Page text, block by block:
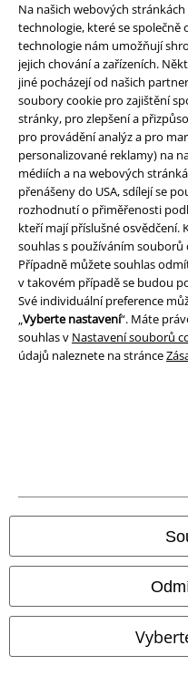
Na našich webových
technologie, které se společně
technologie nám umožňují
jejich chování a zařízeních.
jiné pocházejí od našich
soubory cookie pro zajištění
stránky, pro zlepšení a
pro provádění analýz a pro
personalizované reklamy) na
médiích a na webových
přenášeny do USA, sdílejí se
rozhodnutí o přiměřenosti
kteří mají příslušné osvědčení.
souhlas s používáním
Případně můžete souhlas
v takovém případě se budou
Své individuální preference
„Vyberte nastavení“. Máte
souhlas v Nastavení souborů
údajů naleznete na stránce
Právní informace
Podmínky
Prohlášení
Ochrana osobních údajů
Likvidace odpadu a ochrana
Odstoupení od smlouvy
Všechny ceny jsou včetně
© 1986-2026 EMP
Naše online obchody